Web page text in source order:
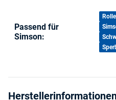
Passend für
Simson: